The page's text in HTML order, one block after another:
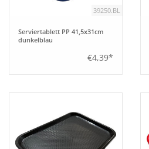
39250.BL
Serviertablett PP 41,5x31cm
dunkelblau
€4,39*